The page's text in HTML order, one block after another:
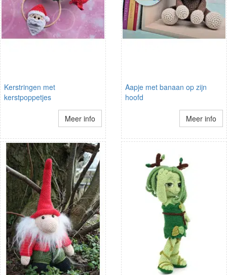
Kerstringen met
kerstpoppetjes
Meer info
Aapje met banaan op zijn
hoofd
Meer info